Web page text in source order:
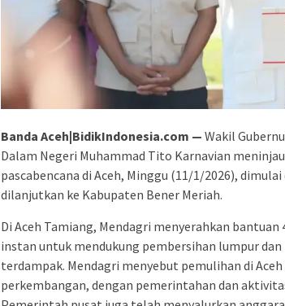
Banda Aceh|BidikIndonesia.com — Wakil
Dalam Negeri Muhammad Tito Karnavian
pascabencana di Aceh, Minggu (11/1/2026),
dilanjutkan ke Kabupaten Bener Meriah.
Di Aceh Tamiang, Mendagri menyerahkan
instan untuk mendukung pembersihan lumpur
terdampak. Mendagri menyebut pemulihan di
perkembangan, dengan pemerintahan dan